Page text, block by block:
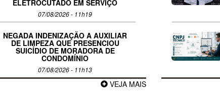
ELETROCUTADO EM SERVIÇO
07/08/2026 - 11h19
NEGADA INDENIZAÇÃO A AUXILIAR
DE LIMPEZA QUE PRESENCIOU
SUICÍDIO DE MORADORA DE
CONDOMÍNIO
07/08/2026 - 11h13
VEJA MAIS